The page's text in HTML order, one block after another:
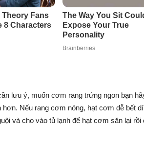
lưu ý, muốn cơm rang trứng ngon bạn
hơn. Nếu rang cơm nóng, hạt cơm dễ bết
và cho vào tủ lạnh để hạt cơm săn lại rồi